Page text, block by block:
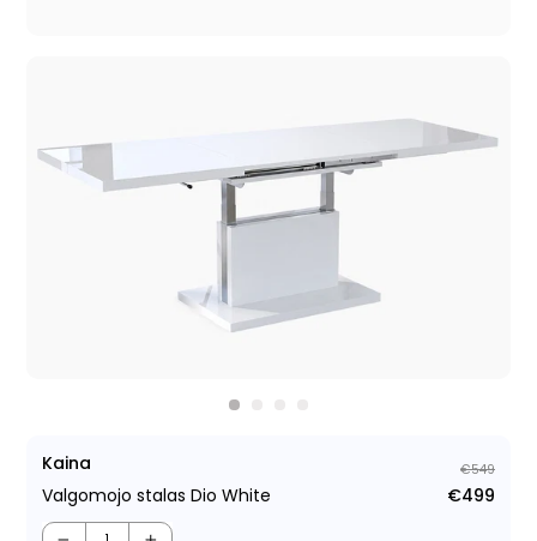
Kaina
Valgomojo stalas Dio White
€549
€499